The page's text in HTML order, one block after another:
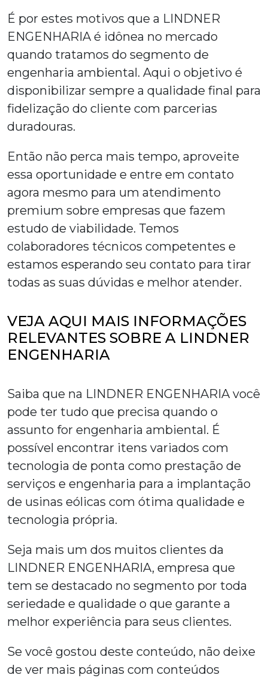
É por estes motivos que a LINDNER
ENGENHARIA é idônea no mercado
quando tratamos do segmento de
engenharia ambiental. Aqui o objetivo é
disponibilizar sempre a qualidade final para
fidelização do cliente com parcerias
duradouras.
Então não perca mais tempo, aproveite
essa oportunidade e entre em contato
agora mesmo para um atendimento
premium sobre empresas que fazem
estudo de viabilidade. Temos
colaboradores técnicos competentes e
estamos esperando seu contato para tirar
todas as suas dúvidas e melhor atender.
VEJA AQUI MAIS INFORMAÇÕES
RELEVANTES SOBRE A LINDNER
ENGENHARIA
Saiba que na LINDNER ENGENHARIA você
pode ter tudo que precisa quando o
assunto for engenharia ambiental. É
possível encontrar itens variados com
tecnologia de ponta como prestação de
serviços e engenharia para a implantação
de usinas eólicas com ótima qualidade e
tecnologia própria.
Seja mais um dos muitos clientes da
LINDNER ENGENHARIA, empresa que
tem se destacado no segmento por toda
seriedade e qualidade o que garante a
melhor experiência para seus clientes.
Se você gostou deste conteúdo, não deixe
de ver mais páginas com conteúdos